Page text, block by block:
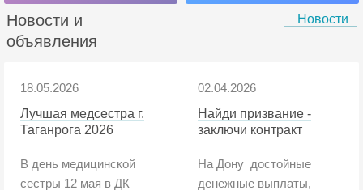
Новости и
объявления
Новости
18.05.2026
Лучшая медсестра г.
Таганрога 2026
В день медицинской
сестры 12 мая в ДК
02.04.2026
Найди призвание -
заключи контракт
На Дону достойные
денежные выплаты,